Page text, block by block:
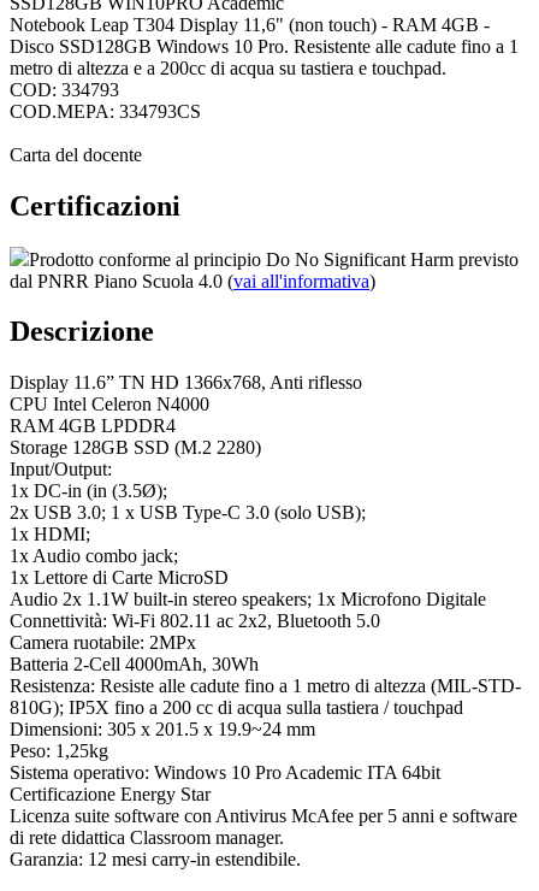
Notebook Leap T304 Display 11,6" (non touch) - RAM 4GB -
Disco SSD128GB Windows 10 Pro. Resistente alle cadute fino a 1
metro di altezza e a 200cc di acqua su tastiera e touchpad.
COD: 334793
COD.MEPA: 334793CS
Carta del docente
Certificazioni
Prodotto conforme al principio Do No Significant Harm previsto
dal PNRR Piano Scuola 4.0 (vai all'informativa)
Descrizione
Display 11.6” TN HD 1366x768, Anti riflesso
CPU Intel Celeron N4000
RAM 4GB LPDDR4
Storage 128GB SSD (M.2 2280)
Input/Output:
1x DC-in (in (3.5Ø);
2x USB 3.0; 1 x USB Type-C 3.0 (solo USB);
1x HDMI;
1x Audio combo jack;
1x Lettore di Carte MicroSD
Audio 2x 1.1W built-in stereo speakers; 1x Microfono Digitale
Connettività: Wi-Fi 802.11 ac 2x2, Bluetooth 5.0
Camera ruotabile: 2MPx
Batteria 2-Cell 4000mAh, 30Wh
Resistenza: Resiste alle cadute fino a 1 metro di altezza (MIL-STD-
810G); IP5X fino a 200 cc di acqua sulla tastiera / touchpad
Dimensioni: 305 x 201.5 x 19.9~24 mm
Peso: 1,25kg
Sistema operativo: Windows 10 Pro Academic ITA 64bit
Certificazione Energy Star
Licenza suite software con Antivirus McAfee per 5 anni e software
di rete didattica Classroom manager.
Garanzia: 12 mesi carry-in estendibile.